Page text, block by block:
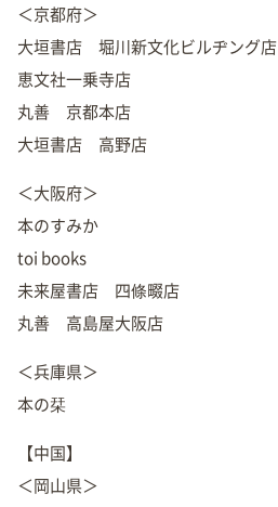
＜京都府＞
大垣書店 堀川新文化ビルヂング店
恵文社一乗寺店
丸善 京都本店
大垣書店 高野店
＜大阪府＞
本のすみか
toi books
未来屋書店 四條畷店
丸善 高島屋大阪店
＜兵庫県＞
本の栞
【中国】
＜岡山県＞